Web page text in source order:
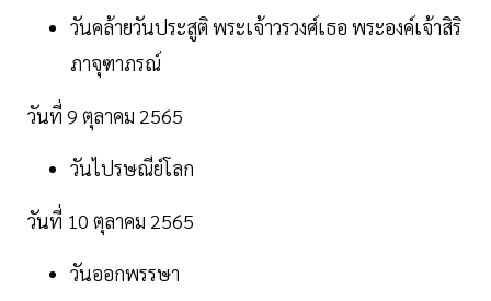
วันคล้ายวันประสูติ พระเจ้าวรวงศ์เธอ พระองค์เจ้าสิริ
ภาจุฑาภรณ์
วันที่ 9 ตุลาคม 2565
วันไปรษณีย์โลก
วันที่ 10 ตุลาคม 2565
วันออกพรรษา